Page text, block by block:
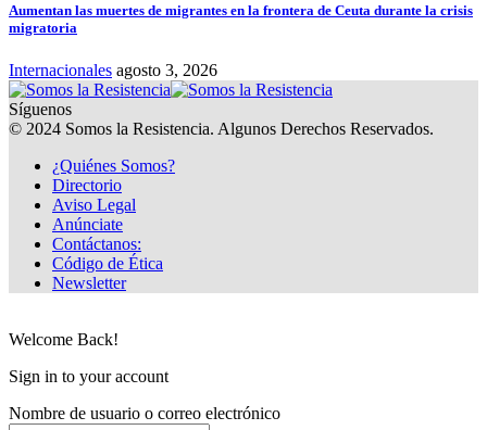
Aumentan las muertes de migrantes en la frontera de Ceuta durante la crisis
migratoria
Internacionales agosto 3, 2026
Síguenos
© 2024 Somos la Resistencia. Algunos Derechos Reservados.
¿Quiénes Somos?
Directorio
Aviso Legal
Anúnciate
Contáctanos:
Código de Ética
Newsletter
Welcome Back!
Sign in to your account
Nombre de usuario o correo electrónico